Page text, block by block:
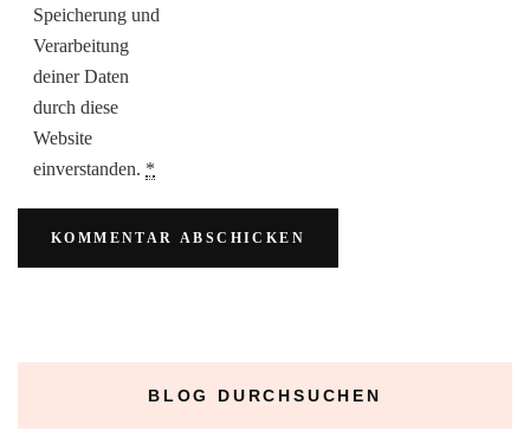
Speicherung und
Verarbeitung
deiner Daten
durch diese
Website
einverstanden. *
BLOG DURCHSUCHEN